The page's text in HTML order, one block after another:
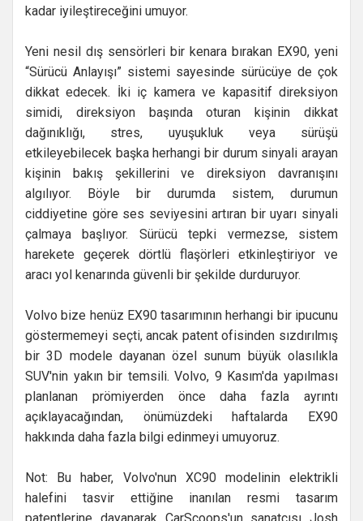
kadar iyileştireceğini umuyor.
Yeni nesil dış sensörleri bir kenara bırakan EX90, yeni
“Sürücü Anlayışı” sistemi sayesinde sürücüye de çok
dikkat edecek. İki iç kamera ve kapasitif direksiyon
simidi, direksiyon başında oturan kişinin dikkat
dağınıklığı, stres, uyuşukluk veya sürüşü
etkileyebilecek başka herhangi bir durum sinyali arayan
kişinin bakış şekillerini ve direksiyon davranışını
algılıyor. Böyle bir durumda sistem, durumun
ciddiyetine göre ses seviyesini artıran bir uyarı sinyali
çalmaya başlıyor. Sürücü tepki vermezse, sistem
harekete geçerek dörtlü flaşörleri etkinleştiriyor ve
aracı yol kenarında güvenli bir şekilde durduruyor.
Volvo bize henüz EX90 tasarımının herhangi bir ipucunu
göstermemeyi seçti, ancak patent ofisinden sızdırılmış
bir 3D modele dayanan özel sunum büyük olasılıkla
SUV'nin yakın bir temsili. Volvo, 9 Kasım'da yapılması
planlanan prömiyerden önce daha fazla ayrıntı
açıklayacağından, önümüzdeki haftalarda EX90
hakkında daha fazla bilgi edinmeyi umuyoruz.
Not: Bu haber, Volvo'nun XC90 modelinin elektrikli
halefini tasvir ettiğine inanılan resmi tasarım